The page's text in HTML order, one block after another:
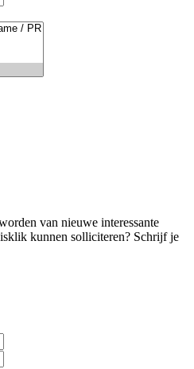
van nieuwe interessante
kunnen solliciteren? Schrijf je